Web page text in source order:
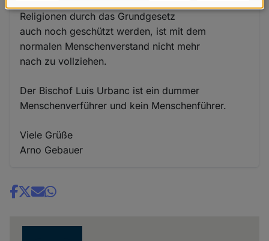
Religionen durch das Grundgesetz
auch noch geschützt werden, ist mit dem
normalen Menschenverstand nicht mehr
nach zu vollziehen.
Der Bischof Luis Urbanc ist ein dummer
Menschenverführer und kein Menschenführer.
Viele Grüße
Arno Gebauer
Share
Daten
und
Cookies